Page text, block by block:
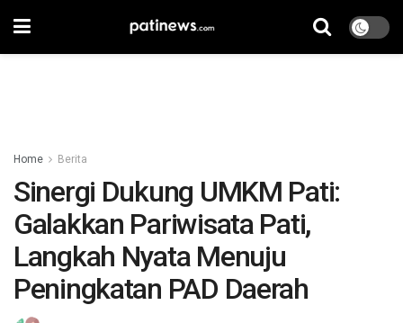
Home Berita
Sinergi Dukung UMKM Pati:
Galakkan Pariwisata Pati,
Langkah Nyata Menuju
Peningkatan PAD Daerah